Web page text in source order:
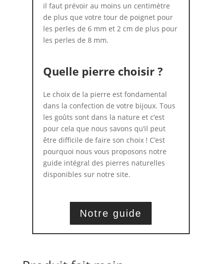
il faut prévoir au moins un centimètre
de plus que votre tour de poignet pour
les perles de 6 mm et 2 cm de plus pour
les perles de 8 mm.
Quelle pierre choisir ?
Le choix de la pierre est fondamental
dans la confection de votre bijoux. Tous
les goûts sont dans la nature et c’est
pour cela que nous savons qu’il peut
être difficile de faire son choix ! C’est
pourquoi nous vous proposons notre
guide intégral des pierres naturelles
disponibles sur notre site.
Notre guide